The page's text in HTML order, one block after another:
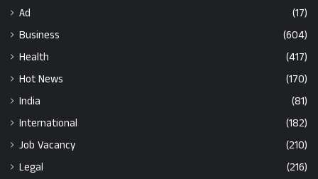
Ad
(17)
Business
(604)
Health
(417)
Hot News
(170)
India
(81)
International
(182)
Job Vacancy
(210)
Legal
(216)